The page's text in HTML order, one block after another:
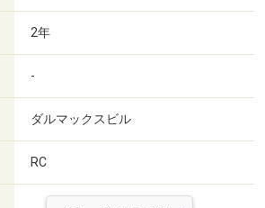
2年
-
ダルマックスビル
RC